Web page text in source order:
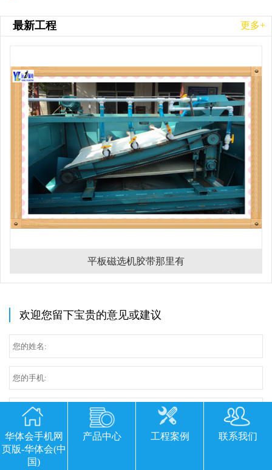
最新工程 更多+
平板磁选机胶带那里有
欢迎您留下宝贵的意见或建议
华体会手机网
页版-华体会(中
国)
产品中心 工程案例 联系我们